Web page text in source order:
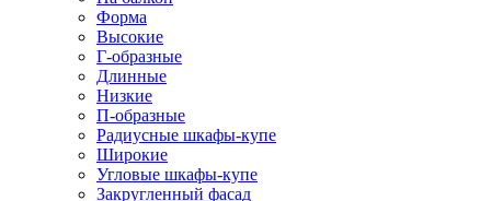
Форма
Высокие
Г-образные
Длинные
Низкие
П-образные
Радиусные шкафы-купе
Широкие
Угловые шкафы-купе
Закругленный фасад